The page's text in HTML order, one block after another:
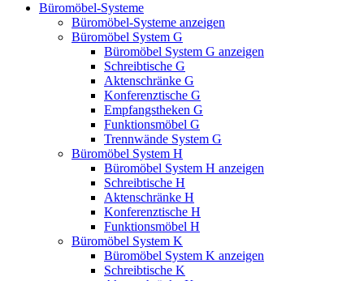
Büromöbel-Systeme
Büromöbel-Systeme anzeigen
Büromöbel System G
Büromöbel System G anzeigen
Schreibtische G
Aktenschränke G
Konferenztische G
Empfangstheken G
Funktionsmöbel G
Trennwände System G
Büromöbel System H
Büromöbel System H anzeigen
Schreibtische H
Aktenschränke H
Konferenztische H
Funktionsmöbel H
Büromöbel System K
Büromöbel System K anzeigen
Schreibtische K